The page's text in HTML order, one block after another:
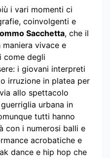
i vari momenti ci
coinvolgenti e
Sacchetta, che il
vivace e
come degli
i giovani interpreti
irruzione in platea per
allo spettacolo
urbana in
tutti hanno
con i numerosi balli e
acrobatiche e
dance e hip hop che